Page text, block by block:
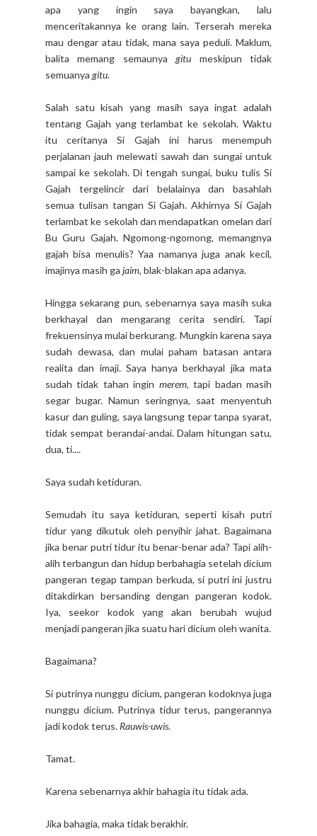
apa yang ingin saya bayangkan, lalu
menceritakannya ke orang lain. Terserah mereka
mau dengar atau tidak, mana saya peduli. Maklum,
balita memang semaunyagitu meskipun tidak
semuanya gitu.
Salah satu kisah yang masih saya ingat adalah
tentang Gajah yang terlambat ke sekolah. Waktu
itu ceritanya Si Gajah ini harus menempuh
perjalanan jauh melewati sawah dan sungai untuk
sampai ke sekolah. Di tengah sungai, buku tulis Si
Gajah tergelincir dari belalainya dan basahlah
semua tulisan tangan Si Gajah. Akhirnya Si Gajah
terlambat ke sekolah dan mendapatkan omelan dari
Bu Guru Gajah. Ngomong-ngomong, memangnya
gajah bisa menulis? Yaa namanya juga anak kecil,
imajinya masih ga jaim, blak-blakan apa adanya.
Hingga sekarang pun, sebenarnya saya masih suka
berkhayal dan mengarang cerita sendiri. Tapi
frekuensinya mulai berkurang. Mungkin karena saya
sudah dewasa, dan mulai paham batasan antara
realita dan imaji. Saya hanya berkhayal jika mata
sudah tidak tahan ingin merem, tapi badan masih
segar bugar. Namun seringnya, saat menyentuh
kasur dan guling, saya langsung tepar tanpa syarat,
tidak sempat berandai-andai. Dalam hitungan satu,
dua, ti....
Saya sudah ketiduran.
Semudah itu saya ketiduran, seperti kisah putri
tidur yang dikutuk oleh penyihir jahat. Bagaimana
jika benar putri tidur itu benar-benar ada? Tapi alih-
alih terbangun dan hidup berbahagia setelah dicium
pangeran tegap tampan berkuda, si putri ini justru
ditakdirkan bersanding dengan pangeran kodok.
Iya, seekor kodok yang akan berubah wujud
menjadi pangeran jika suatu hari dicium oleh wanita.
Bagaimana?
Si putrinya nunggu dicium, pangeran kodoknya juga
nunggu dicium. Putrinya tidur terus, pangerannya
jadi kodok terus. Rauwis-uwis.
Tamat.
Karena sebenarnya akhir bahagia itu tidak ada.
Jika bahagia, maka tidak berakhir.